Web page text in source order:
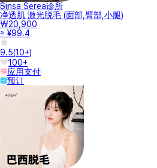
Sinsa Serea诊所
净透肌 激光脱毛 (面部,臂部,小腿)
₩20,900
≈ ¥99.4
9.5(10+)
100+
应用支付
预订